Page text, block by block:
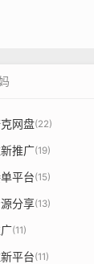
网盘(22)
推广(19)
平台(15)
分享(13)
(11)
平台(11)